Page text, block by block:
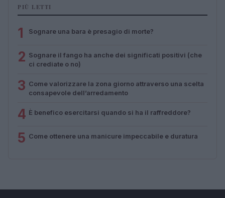
PIÙ LETTI
1 Sognare una bara è presagio di morte?
2 Sognare il fango ha anche dei significati positivi (che
ci crediate o no)
3 Come valorizzare la zona giorno attraverso una scelta
consapevole dell’arredamento
4 È benefico esercitarsi quando si ha il raffreddore?
5 Come ottenere una manicure impeccabile e duratura